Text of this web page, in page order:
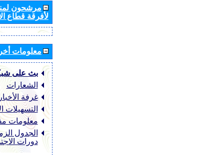
مرشحون
لأفرقة قطاع
معلومات
بث على
الشعارات
غرفة الأخبار
التسهيلات
معلومات
الجدول
دورات